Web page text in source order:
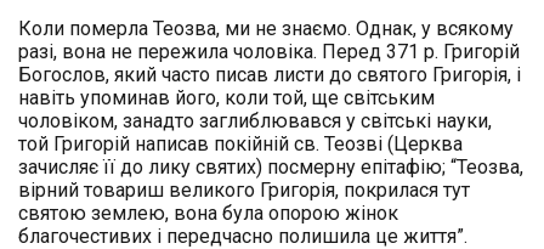
Коли померла Теозва, ми не знаємо. Однак, у всякому
разі, вона не пережила чоловіка. Перед 371 р. Григорій
Богослов, який часто писав листи до святого Григорія, і
навіть упоминав його, коли той, ще світським
чоловіком, занадто заглиблювався у світські науки,
той Григорій написав покійній св. Теозві (Церква
зачисляє її до лику святих) посмерну епітафію; “Теозва,
вірний товариш великого Григорія, покрилася тут
святою землею, вона була опорою жінок
благочестивих і передчасно полишила це життя”.